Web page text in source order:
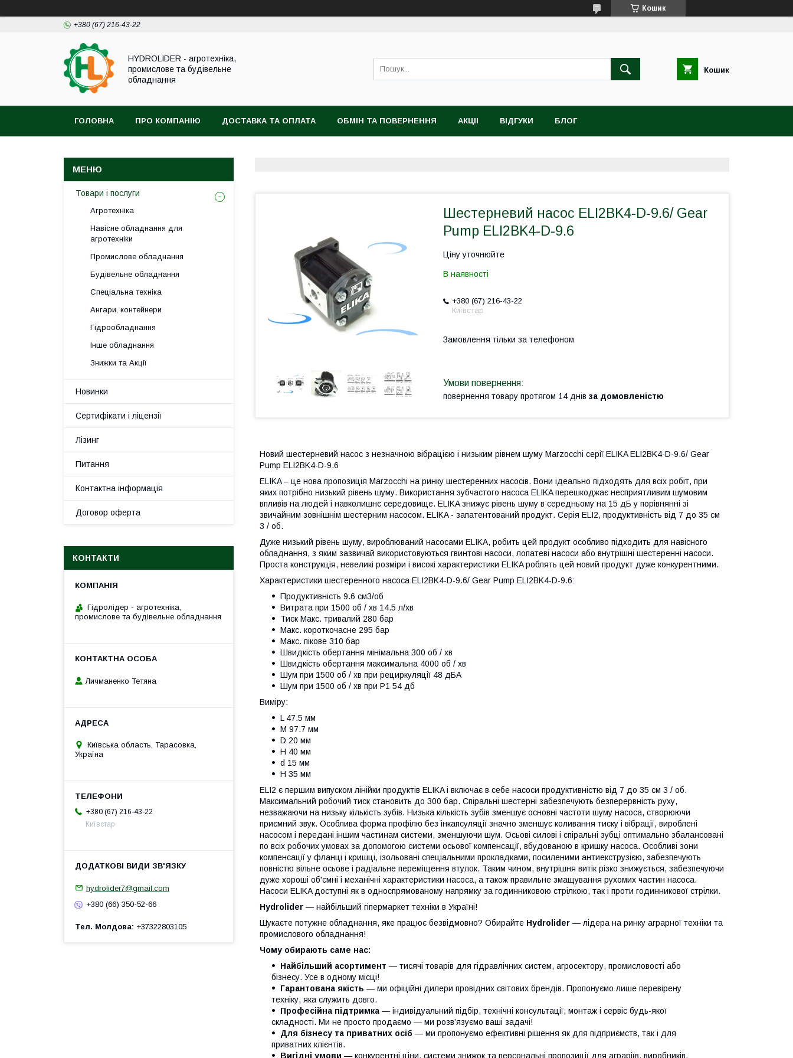
Кошик
+380 (67) 216-43-22
HYDROLIDER - агротехніка,
промислове та будівельне
обладнання
Кошик
ГОЛОВНА ПРО КОМПАНІЮ ДОСТАВКА ТА ОПЛАТА ОБМІН ТА ПОВЕРНЕННЯ АКЦІІ ВІДГУКИ БЛОГ
Шестерневий насос ELI2BK4-D-9.6/ Gear
Pump ELI2BK4-D-9.6
Ціну уточнюйте
В наявності
+380 (67) 216-43-22
Київстар
Замовлення тільки за телефоном
повернення товару протягом 14 днів за домовленістю
Новий шестерневий насос з незначною вібрацією і низьким рівнем шуму Marzocchi серії ELIKA ELI2BK4-D-9.6/ Gear
Pump ELI2BK4-D-9.6
ELIKA – це нова пропозиція Marzocchi на ринку шестеренних насосів. Вони ідеально підходять для всіх робіт, при
яких потрібно низький рівень шуму. Використання зубчастого насоса ELIKA перешкоджає несприятливим шумовим
впливів на людей і навколишнє середовище. ELIKA знижує рівень шуму в середньому на 15 дБ у порівнянні зі
звичайним зовнішнім шестерним насосом. ELIKA - запатентований продукт. Серія ELI2, продуктивність від 7 до 35 см
3 / об.
Дуже низький рівень шуму, вироблюваний насосами ELIKA, робить цей продукт особливо підходить для навісного
обладнання, з яким зазвичай використовуються гвинтові насоси, лопатеві насоси або внутрішні шестеренні насоси.
Проста конструкція, невеликі розміри і високі характеристики ELIKA роблять цей новий продукт дуже конкурентними.
Характеристики шестеренного насоса ELI2BK4-D-9.6/ Gear Pump ELI2BK4-D-9.6:
Продуктивність 9.6 см3/об
Витрата при 1500 об / хв 14.5 л/хв
Тиск Макс. тривалий 280 бар
Макс. короткочасне 295 бар
Макс. пікове 310 бар
Швидкість обертання мінімальна 300 об / хв
Швидкість обертання максимальна 4000 об / хв
Шум при 1500 об / хв при рециркуляції 48 дБА
Шум при 1500 об / хв при P1 54 дб
Виміру:
L 47.5 мм
M 97.7 мм
D 20 мм
H 40 мм
d 15 мм
H 35 мм
ELI2 є першим випуском лінійки продуктів ELIKA і включає в себе насоси продуктивністю від 7 до 35 см 3 / об.
Максимальний робочий тиск становить до 300 бар. Спіральні шестерні забезпечують безперервність руху,
незважаючи на низьку кількість зубів. Низька кількість зубів зменшує основні частоти шуму насоса, створюючи
приємний звук. Особлива форма профілю без інкапсуляції значно зменшує коливання тиску і вібрації, вироблені
насосом і передані іншим частинам системи, зменшуючи шум. Осьові силові і спіральні зубці оптимально збалансовані
по всіх робочих умовах за допомогою системи осьової компенсації, вбудованою в кришку насоса. Особливі зони
компенсації у фланці і кришці, ізольовані спеціальними прокладками, посиленими антиекструзією, забезпечують
повністю вільне осьове і радіальне переміщення втулок. Таким чином, внутрішня витік різко знижується, забезпечуючи
дуже хороші об'ємні і механічні характеристики насоса, а також правильне змащування рухомих частин насоса.
Насоси ELIKA доступні як в односпрямованому напрямку за годинниковою стрілкою, так і проти годинникової стрілки.
Hydrolider — найбільший гіпермаркет техніки в Україні!
Шукаєте потужне обладнання, яке працює безвідмовно? Обирайте Hydrolider — лідера на ринку аграрної техніки та
промислового обладнання!
Чому обирають саме нас:
Найбільший асортимент — тисячі товарів для гідравлічних систем, агросектору, промисловості або
бізнесу. Усе в одному місці!
Гарантована якість — ми офіційні дилери провідних світових брендів. Пропонуємо лише перевірену
техніку, яка служить довго.
Професійна підтримка — індивідуальний підбір, технічні консультації, монтаж і сервіс будь-якої
складності. Ми не просто продаємо — ми розв’язуємо ваші задачі!
Для бізнесу та приватних осіб — ми пропонуємо ефективні рішення як для підприємств, так і для
приватних клієнтів.
Вигідні умови — конкурентні ціни, системи знижок та персональні пропозиції для аграріїв, виробників,
Товари і послуги
Агротехніка
Навісне обладнання для
агротехніки
Промислове обладнання
Будівельне обладнання
Спеціальна техніка
Ангари, контейнери
Гідрообладнання
Інше обладнання
Знижки та Акції
Новинки
Сертифікати і ліцензії
Лізинг
Питання
Контактна інформація
Договор оферта
КОНТАКТИ
Гідролідер - агротехніка,
промислове та будівельне обладнання
Личманенко Тетяна
Київська область, Тарасовка,
Україна
+380 (67) 216-43-22
Київстар
hydrolider7@gmail.com
+380 (66) 350-52-66
Тел. Молдова +37322803105